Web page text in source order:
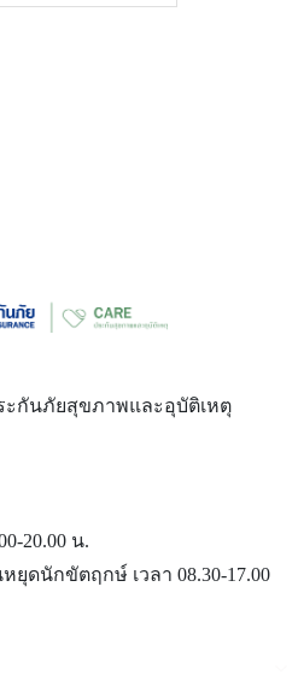
กันภัยสุขภาพและอุบัติเหตุ
20.00 น.
ยุดนักขัตฤกษ์ เวลา 08.30-17.00